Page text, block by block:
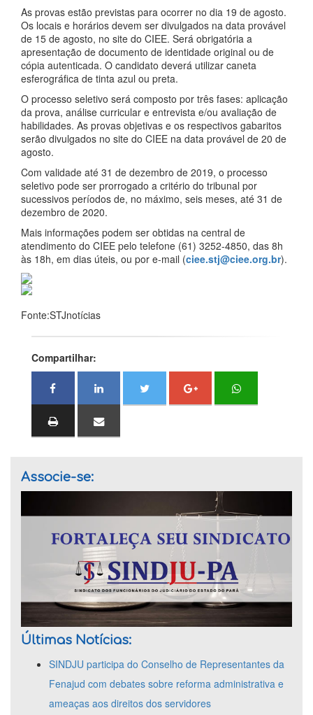
As provas estão previstas para ocorrer no dia 19 de agosto.
Os locais e horários devem ser divulgados na data provável
de 15 de agosto, no site do CIEE. Será obrigatória a
apresentação de documento de identidade original ou de
cópia autenticada. O candidato deverá utilizar caneta
esferográfica de tinta azul ou preta.
O processo seletivo será composto por três fases: aplicação
da prova, análise curricular e entrevista e/ou avaliação de
habilidades. As provas objetivas e os respectivos gabaritos
serão divulgados no site do CIEE na data provável de 20 de
agosto.
Com validade até 31 de dezembro de 2019, o processo
seletivo pode ser prorrogado a critério do tribunal por
sucessivos períodos de, no máximo, seis meses, até 31 de
dezembro de 2020.
Mais informações podem ser obtidas na central de
atendimento do CIEE pelo telefone (61) 3252-4850, das 8h
às 18h, em dias úteis, ou por e-mail (ciee.stj@ciee.org.br).
Fonte:STJnotícias
Compartilhar:
Associe-se:
Últimas Notícias:
SINDJU participa do Conselho de Representantes da
Fenajud com debates sobre reforma administrativa e
ameaças aos direitos dos servidores